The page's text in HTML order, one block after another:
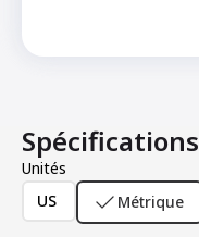
Spécifications
Unités
US
Métrique